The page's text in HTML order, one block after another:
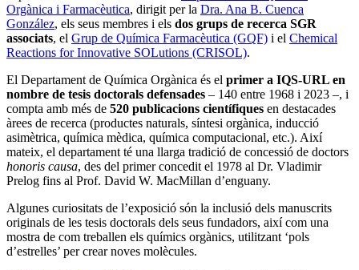
Orgànica i Farmacèutica, dirigit per la Dra. Ana B. Cuenca
González, els seus membres i els dos grups de recerca SGR
associats, el Grup de Química Farmacèutica (GQF) i el Chemical
Reactions for Innovative SOLutions (CRISOL).
El Departament de Química Orgànica és el primer a IQS-URL en
nombre de tesis doctorals defensades – 140 entre 1968 i 2023 –, i
compta amb més de 520 publicacions científiques en destacades
àrees de recerca (productes naturals, síntesi orgànica, inducció
asimètrica, química mèdica, química computacional, etc.). Així
mateix, el departament té una llarga tradició de concessió de doctors
honoris causa, des del primer concedit el 1978 al Dr. Vladimir
Prelog fins al Prof. David W. MacMillan d’enguany.
Algunes curiositats de l’exposició són la inclusió dels manuscrits
originals de les tesis doctorals dels seus fundadors, així com una
mostra de com treballen els químics orgànics, utilitzant ‘pols
d’estrelles’ per crear noves molècules.